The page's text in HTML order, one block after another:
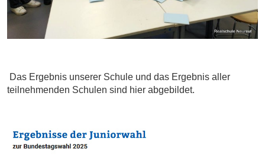
Das Ergebnis unserer Schule und das Ergebnis aller
teilnehmenden Schulen sind hier abgebildet.